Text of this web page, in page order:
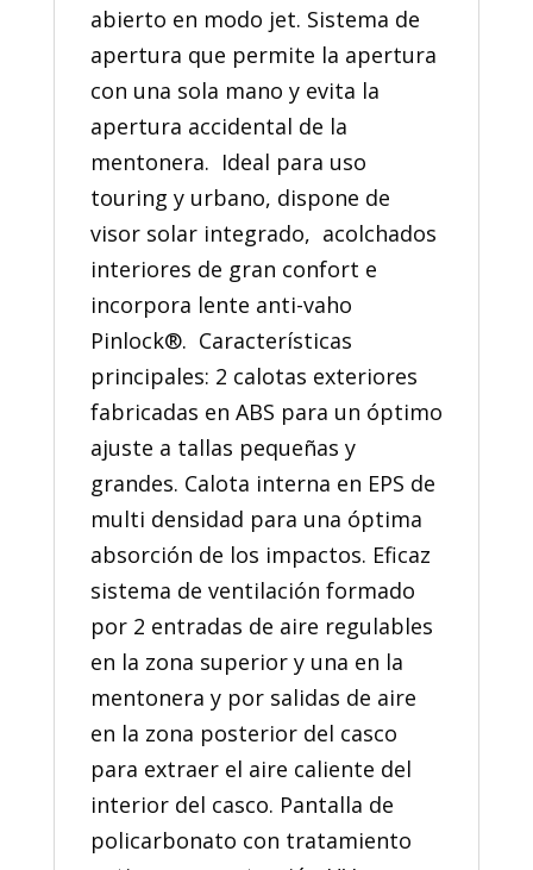
abierto en modo jet. Sistema de
apertura que permite la apertura
con una sola mano y evita la
apertura accidental de la
mentonera. Ideal para uso
touring y urbano, dispone de
visor solar integrado, acolchados
interiores de gran confort e
incorpora lente anti-vaho
Pinlock®. Características
principales: 2 calotas exteriores
fabricadas en ABS para un óptimo
ajuste a tallas pequeñas y
grandes. Calota interna en EPS de
multi densidad para una óptima
absorción de los impactos. Eficaz
sistema de ventilación formado
por 2 entradas de aire regulables
en la zona superior y una en la
mentonera y por salidas de aire
en la zona posterior del casco
para extraer el aire caliente del
interior del casco. Pantalla de
policarbonato con tratamiento